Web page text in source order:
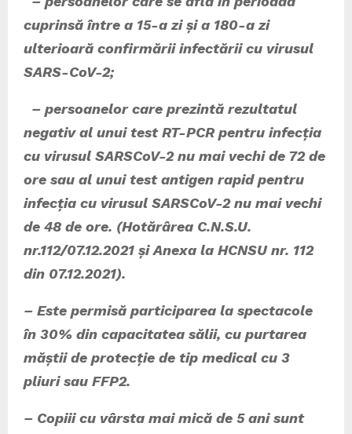
cuprinsă între a 15-a zi și a 180-a zi
ulterioară confirmării infectării cu virusul
SARS-CoV-2;
– persoanelor care prezintă rezultatul
negativ al unui test RT-PCR pentru infecția
cu virusul SARSCoV-2 nu mai vechi de 72 de
ore sau al unui test antigen rapid pentru
infecția cu virusul SARSCoV-2 nu mai vechi
de 48 de ore. (Hotărârea C.N.S.U.
nr.112/07.12.2021 și Anexa la HCNSU nr. 112
din 07.12.2021).
– Este permisă participarea la spectacole
în 30% din capacitatea sălii, cu purtarea
măștii de protecție de tip medical cu 3
pliuri sau FFP2.
– Copiii cu vârsta mai mică de 5 ani sunt